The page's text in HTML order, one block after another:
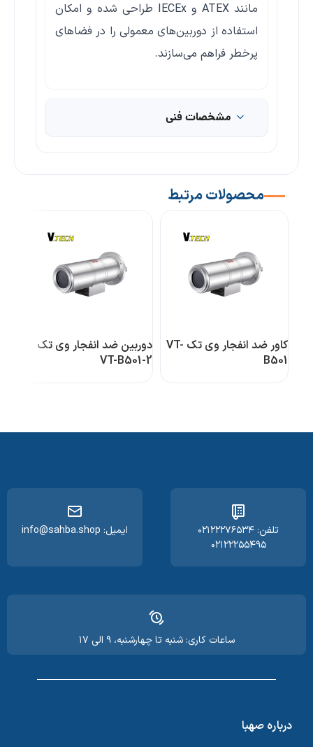
مانند ATEX و IECEx طراحی شده و امکان
استفاده از دوربین‌های معمولی را در فضاهای
پرخطر فراهم می‌سازند.
مشخصات فنی
محصولات مرتبط
کاور ضد انفجار وی تک VT-
B501
دوربین ضد انفجار وی تک
VT-B501-2
تلفن: ۰۲۱۲۲۲۷۶۵۳۴
۰۲۱۲۲۲۵۵۴۹۵
ایمیل: info@sahba.shop
ساعات کاری: شنبه تا چهارشنبه، ۹ الی ۱۷
درباره صهبا